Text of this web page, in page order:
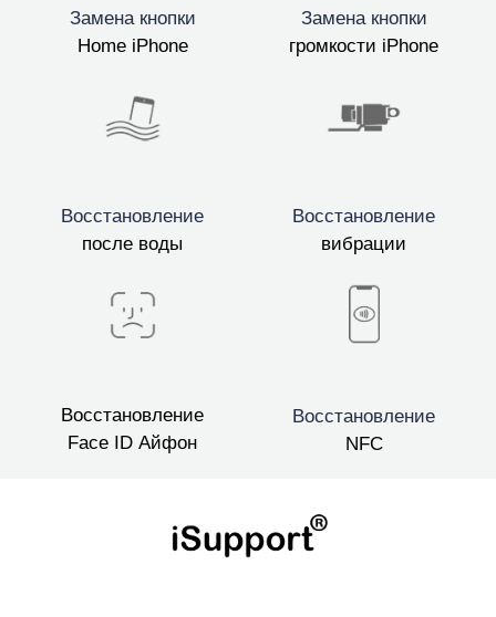
Замена кнопки
Home iPhone
Замена кнопки
громкости iPhone
Восстановление
после воды
Восстановление
вибрации
Восстановление
Face ID Айфон
Восстановление
NFC